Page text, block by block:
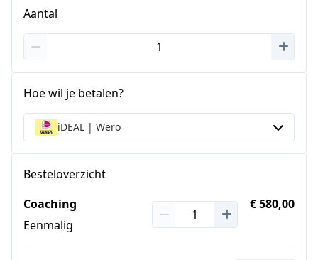
Aantal
Hoe wil je betalen?
iDEAL | Wero
Besteloverzicht
Coaching
Eenmalig
€ 580,00